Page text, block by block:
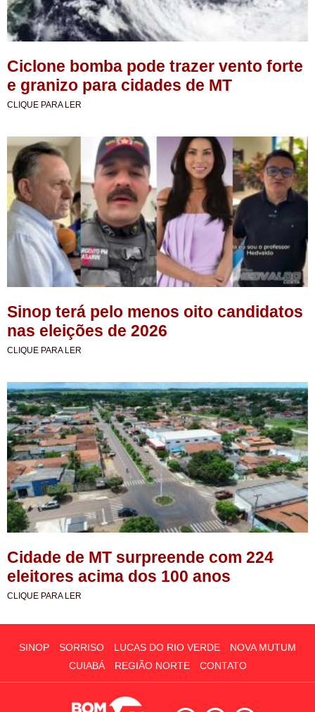
Ciclone bomba pode trazer vento forte
e granizo para cidades de MT
CLIQUE PARA LER
Sinop terá pelo menos oito candidatos
nas eleições de 2026
CLIQUE PARA LER
Cidade de MT surpreende com 224
eleitores acima dos 100 anos
CLIQUE PARA LER
SINOP SORRISO LUCAS DO RIO VERDE
NOVA MUTUM
CUIABÁ
REGIÃO NORTE CONTATO